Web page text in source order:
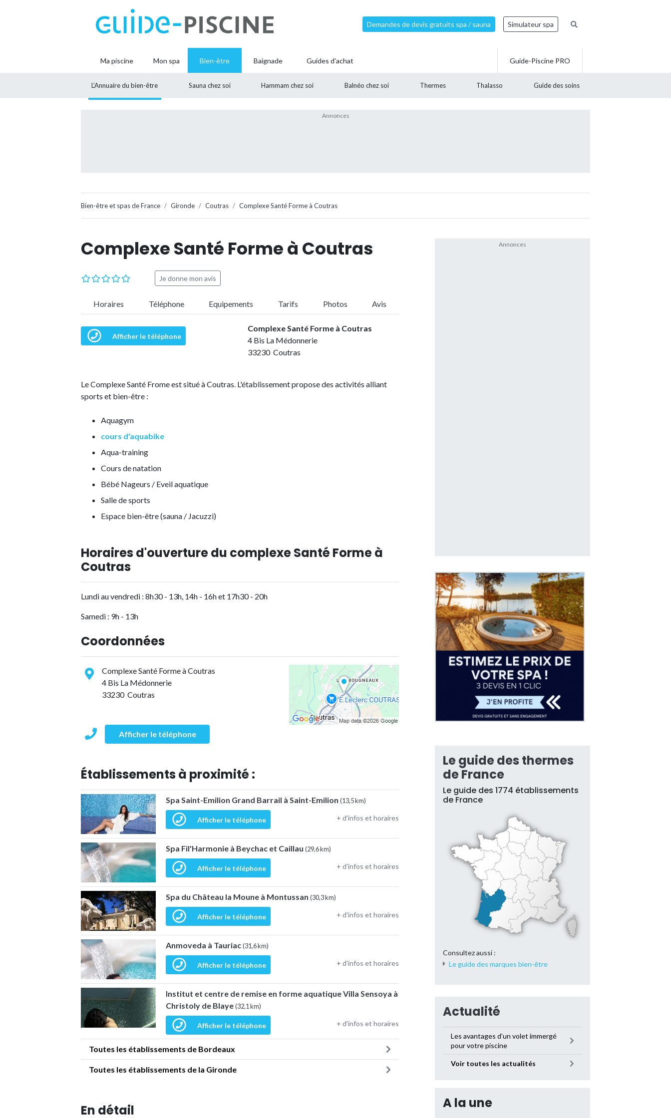
Demandes de devis gratuits spa / sauna Simulateur spa
Ma piscine Mon spa Bien-être
L’Annuaire du bien-être Sauna chez soi Hammam chez soi Balnéo chez soi Thermes Thalasso Guide des soins
Baignade Guides d'achat Guide-Piscine PRO
Bien-être et spas de France Gironde Coutras Complexe Santé Forme à Coutras
Complexe Santé Forme à Coutras
Je donne mon avis
Horaires Téléphone Equipements Tarifs Photos Avis
Afficher le téléphone
Complexe Santé Forme à Coutras
4 Bis La Médonnerie
33230 Coutras
Le Complexe Santé Frome est situé à Coutras. L'établissement propose des activités alliant
sports et bien-être :
Aquagym
cours d'aquabike
Aqua-training
Cours de natation
Bébé Nageurs / Eveil aquatique
Salle de sports
Espace bien-être (sauna / Jacuzzi)
Horaires d'ouverture du complexe Santé Forme à
Coutras
Lundi au vendredi : 8h30 - 13h, 14h - 16h et 17h30 - 20h
Samedi : 9h - 13h
Coordonnées
Complexe Santé Forme à Coutras
4 Bis La Médonnerie
33230 Coutras
Afficher le téléphone
Établissements à proximité :
Spa Saint-Emilion Grand Barrail à Saint-Emilion (13,5 km)
Afficher le téléphone + d'infos et horaires
Spa Fil'Harmonie à Beychac et Caillau (29,6 km)
Afficher le téléphone + d'infos et horaires
Spa du Château la Moune à Montussan (30,3 km)
Afficher le téléphone + d'infos et horaires
Anmoveda à Tauriac(31,6 km)
Afficher le téléphone + d'infos et horaires
Institut et centre de remise en forme aquatique Villa Sensoya à
Christoly de Blaye(32,1 km)
Afficher le téléphone + d'infos et horaires
Toutes les établissements de Bordeaux
Toutes les établissements de la Gironde
En détail
Le guide des thermes
de France
Le guide des 1774 établissements
de France
Consultez aussi :
Le guide des marques bien-être
Actualité
Les avantages d’un volet immergé
pour votre piscine
Voir toutes les actualités
A la une